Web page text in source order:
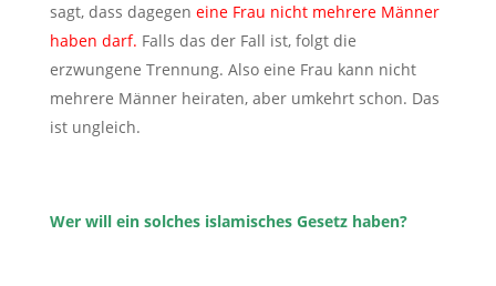
sagt, dass dagegen eine Frau nicht mehrere Männer
haben darf. Falls das der Fall ist, folgt die
erzwungene Trennung. Also eine Frau kann nicht
mehrere Männer heiraten, aber umkehrt schon. Das
ist ungleich.
Wer will ein solches islamisches Gesetz haben?